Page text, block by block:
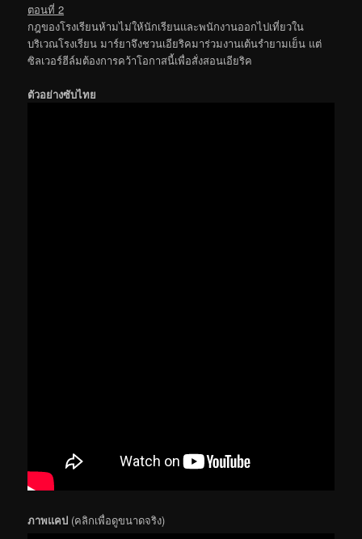
ตอนที่ 2
กฎของโรงเรียนห้ามไม่ให้นักเรียนและพนักงานออกไปเที่ยวใน
บริเวณโรงเรียน มาร์ยาจึงชวนเอียริคมาร่วมงานเต้นรำยามเย็น แต่
ซิลเวอร์ฮีล์มต้องการคว้าโอกาสนี้เพื่อสั่งสอนเอียริค
ตัวอย่างซับไทย
ภาพแคป (คลิกเพื่อดูขนาดจริง)